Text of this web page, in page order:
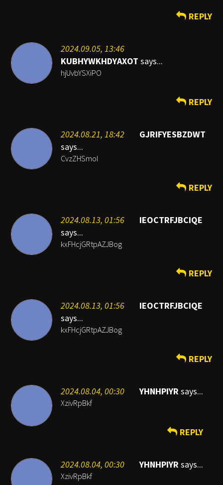
REPLY
2024.09.05, 13:46
KUBHYWKHDYAXOT says...
hjUvbYSXiPO
REPLY
2024.08.21, 18:42
GJRIFYESBZDWT
says...
CvzZHSmoI
REPLY
2024.08.13, 01:56
IEOCTRFJBCIQE
says...
kxFHcjGRtpAZJBog
REPLY
2024.08.13, 01:56
IEOCTRFJBCIQE
says...
kxFHcjGRtpAZJBog
REPLY
2024.08.04, 00:30 YHNHPIYR says...
XzivRpBkf
REPLY
2024.08.04, 00:30 YHNHPIYR says...
XzivRpBkf